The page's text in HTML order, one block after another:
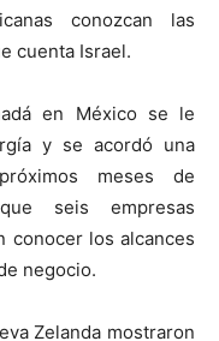
conozcan las
cuenta Israel.
en México se le
y se acordó una
meses de
seis empresas
conocer los alcances
negocio.
Zelanda mostraron